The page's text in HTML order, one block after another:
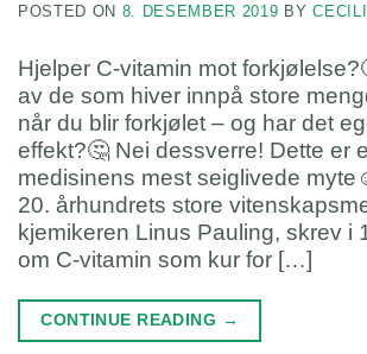
POSTED ON 8. DESEMBER 2019 BY
Hjelper C-vitamin mot
av de som hiver innpå store
når du blir forkjølet – og har det
effekt?🤔 Nei dessverre! Dette er
medisinens mest seiglivede
20. århundrets store
kjemikeren Linus Pauling, skrev i
om C-vitamin som kur for […]
CONTINUE READING →